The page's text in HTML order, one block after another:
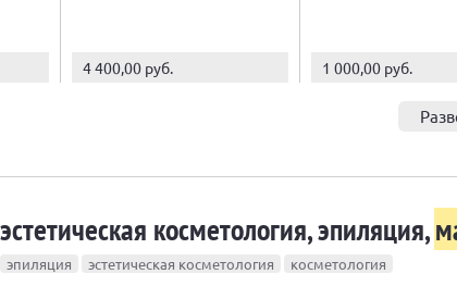
4 400,00 руб. 1 000,00 руб.
косметология, эпиляция,
эпиляция эстетическая косметология косметология